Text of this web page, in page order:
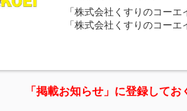
「株式会社くすりのコー
「株式会社くすりのコー
「掲載お知らせ」に登録して